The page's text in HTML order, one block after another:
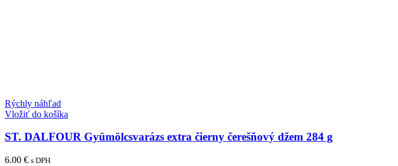
Rýchly náhľad
Vložiť do košíka
ST. DALFOUR Gyümölcsvarázs extra čierny čerešňový džem 284 g
6.00 € s DPH